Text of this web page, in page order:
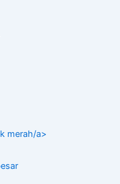
merah/a>